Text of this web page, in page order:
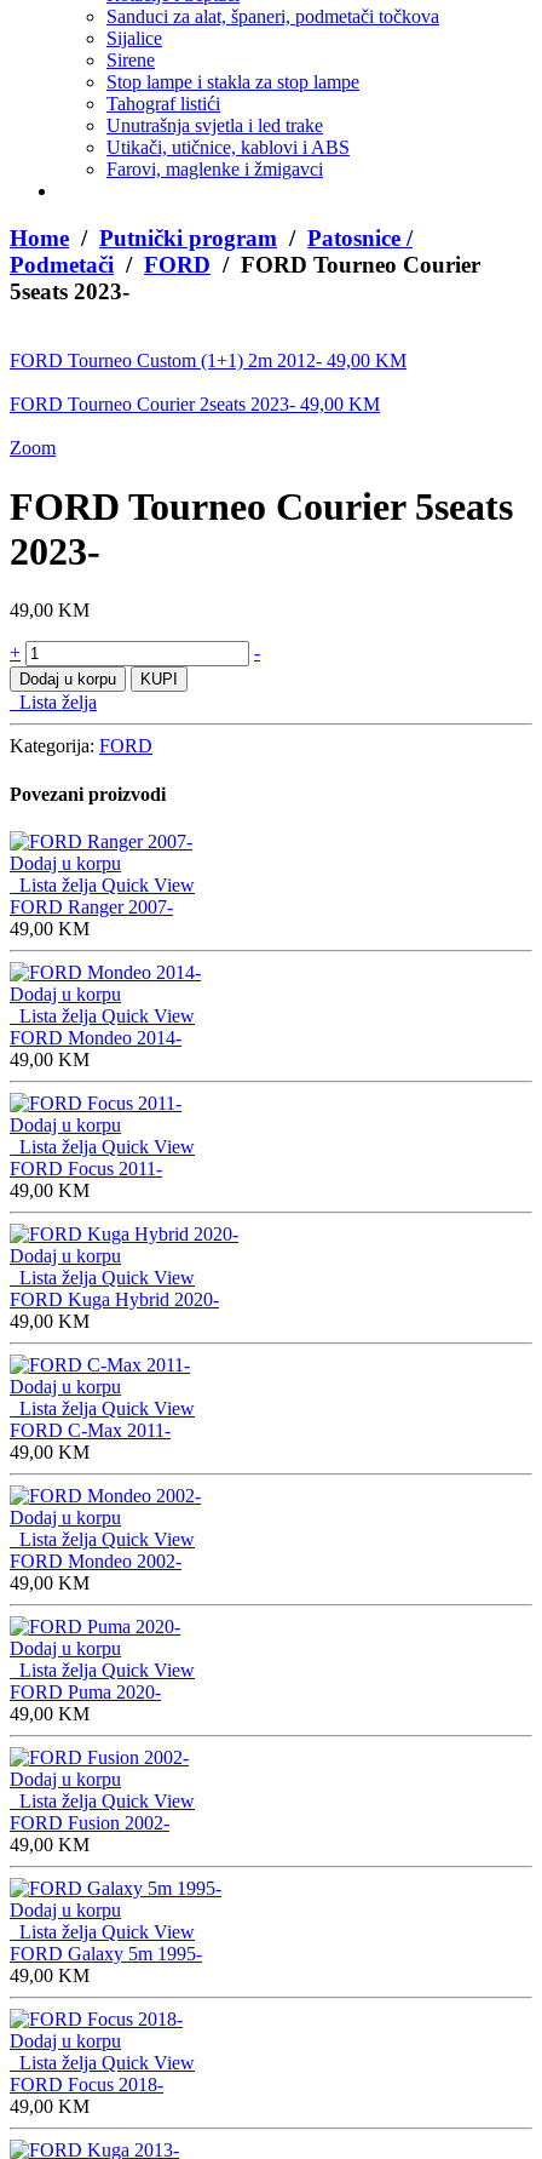
Sanduci za alat, španeri, podmetači točkova
Sijalice
Sirene
Stop lampe i stakla za stop lampe
Tahograf listići
Unutrašnja svjetla i led trake
Utikači, utičnice, kablovi i ABS
Farovi, maglenke i žmigavci
Home / Putnički program / Patosnice /
Podmetači / FORD / FORD Tourneo Courier
5seats 2023-
FORD Tourneo Custom (1+1) 2m 2012- 49,00 KM
FORD Tourneo Courier 2seats 2023- 49,00 KM
Zoom
FORD Tourneo Courier 5seats
2023-
49,00 KM
FORD
Tourneo
Courier
5seats
2023-
količine
+ -
Dodaj u korpu KUPI
Lista želja
Kategorija: FORD
Povezani proizvodi
Dodaj u korpu
Lista želja Quick View
FORD Ranger 2007-
49,00 KM
Dodaj u korpu
Lista želja Quick View
FORD Mondeo 2014-
49,00 KM
Dodaj u korpu
Lista želja Quick View
FORD Focus 2011-
49,00 KM
Dodaj u korpu
Lista želja Quick View
FORD Kuga Hybrid 2020-
49,00 KM
Dodaj u korpu
Lista želja Quick View
FORD C-Max 2011-
49,00 KM
Dodaj u korpu
Lista želja Quick View
FORD Mondeo 2002-
49,00 KM
Dodaj u korpu
Lista želja Quick View
FORD Puma 2020-
49,00 KM
Dodaj u korpu
Lista želja Quick View
FORD Fusion 2002-
49,00 KM
Dodaj u korpu
Lista želja Quick View
FORD Galaxy 5m 1995-
49,00 KM
Dodaj u korpu
Lista želja Quick View
FORD Focus 2018-
49,00 KM